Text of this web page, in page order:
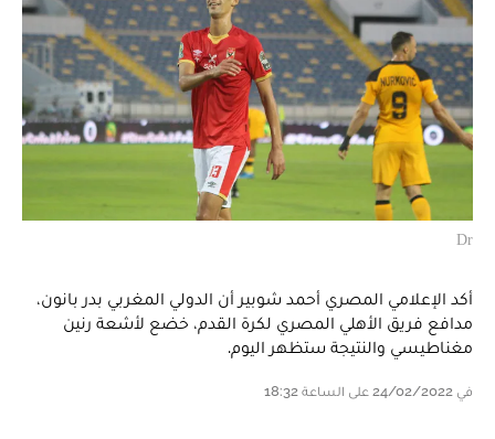
Dr
أكد الإعلامي المصري أحمد شوبير أن الدولي المغربي بدر بانون،
مدافع فريق الأهلي المصري لكرة القدم، خضع لأشعة رنين
مغناطيسي والنتيجة ستظهر اليوم.
في 24/02/2022 على الساعة 18:32